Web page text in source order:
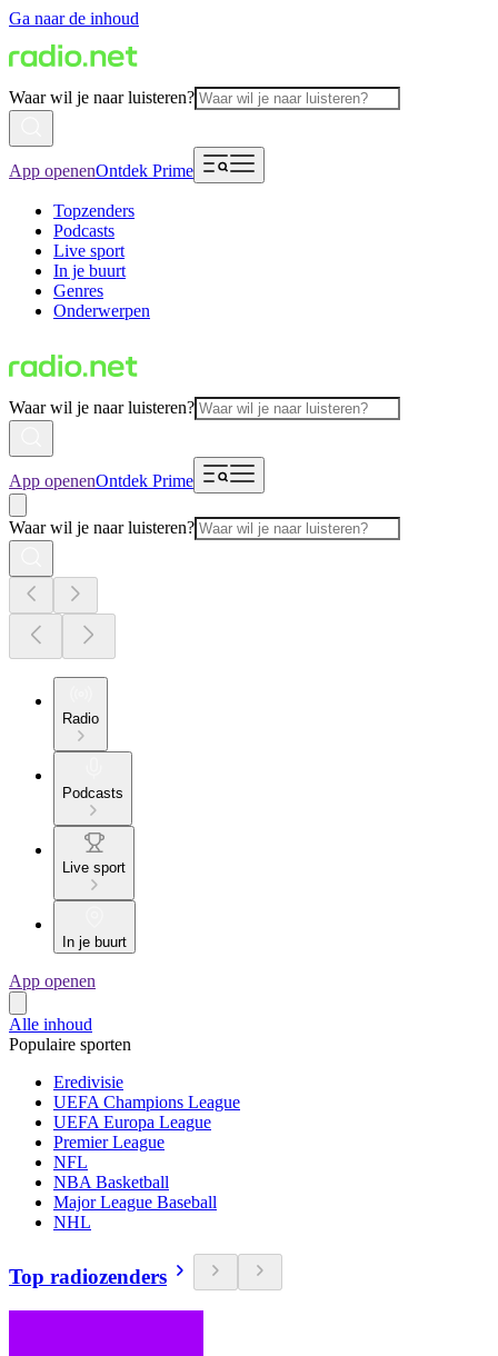
Ga naar de inhoud
Waar wil je naar luisteren?
App openenOntdek Prime
Topzenders
Podcasts
Live sport
In je buurt
Genres
Onderwerpen
Waar wil je naar luisteren?
App openenOntdek Prime
Waar wil je naar luisteren?
Radio
Podcasts
Live sport
In je buurt
App openen
Alle inhoud
Populaire sporten
Eredivisie
UEFA Champions League
UEFA Europa League
Premier League
NFL
NBA Basketball
Major League Baseball
NHL
Top radiozenders